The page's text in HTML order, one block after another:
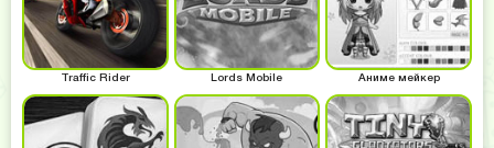
Traffic Rider Lords Mobile Аниме мейкер